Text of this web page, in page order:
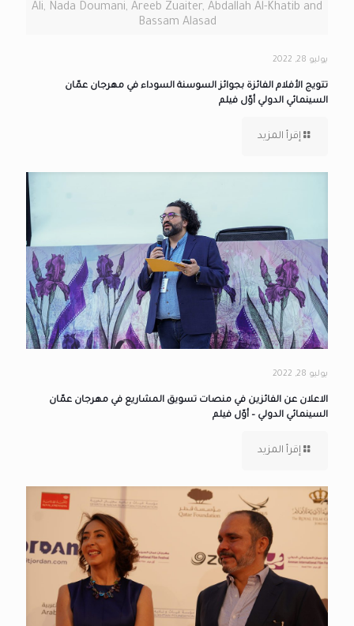
Ali, Nada Doumani, Areeb Zuaiter, Abdallah Al-Khatib and
Bassam Alasad
يوليو 28, 2022
تتويج الأفلام الفائزة بجوائز السوسنة السوداء في مهرجان عمّان
السينمائي الدولي أوّل فيلم
إقرأ المزيد
يوليو 28, 2022
الاعلان عن الفائزين في منصات تسويق المشاريع في مهرجان عمّان
السينمائي الدولي – أوّل فيلم
إقرأ المزيد